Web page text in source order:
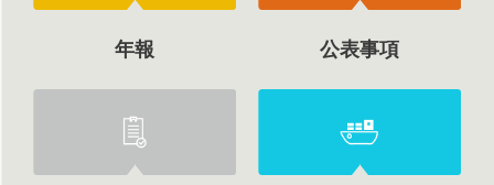
年報 公表事項